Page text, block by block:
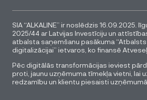
SIA “ALKALINE” ir noslēdzis 16.09.2025.
2025/44 ar Latvijas Investīciju un
atbalsta saņemšanu pasākuma
digitalizācijai” ietvaros, ko finansē
Pēc digitālās transformācijas ieviest
proti, jaunu uzņēmuma tīmekļa vietni, lai
redzamību un klientu piesaisti uzņēmumā.